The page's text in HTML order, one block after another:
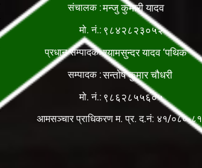
संचालक :मन्जु कुमारी यादव
मो. नं.: ९८४२८२३०५२
प्रधान सम्पादकःश्यामसुन्दर यादव ‘पथिक’
सम्पादक :सन्तोष कुमार चौधरी
मो. नं.: ९८६२८५५६०५
आमसञ्चार प्राधिकरण म. प्र. द.नं: ४१/०८०-८१